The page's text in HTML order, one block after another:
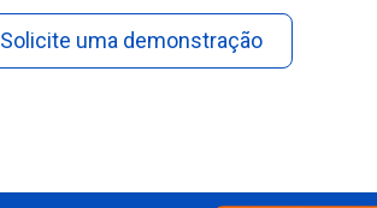
Solicite uma demonstração